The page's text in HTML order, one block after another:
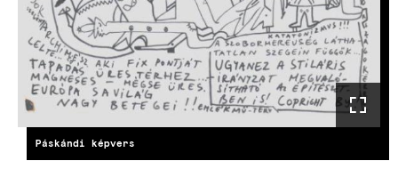
Páskándi képvers